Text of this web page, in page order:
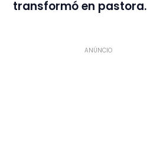
transformó en pastora.
ANÚNCIO